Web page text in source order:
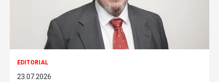
EDITORIAL
23.07.2026